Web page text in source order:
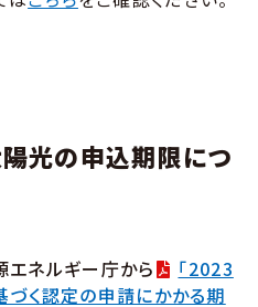
光の申込期限につ
エネルギー庁から
「2023
く認定の申請にかかる期